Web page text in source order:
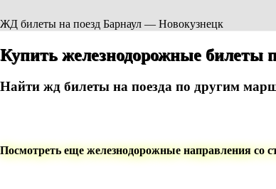
ЖД билеты на поезд Барнаул — Новокузнецк
Купить железнодорожные билеты
Найти жд билеты на поезда по другим
Посмотреть еще железнодорожные направления со